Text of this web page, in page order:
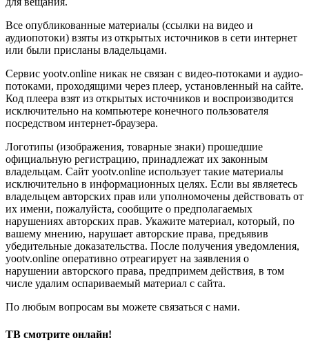
Все опубликованные материалы (ссылки на видео и
аудиопотоки) взяты из открытых источников в сети интернет
или были присланы владельцами.
Сервис yootv.online никак не связан с видео-потоками и аудио-
потоками, проходящими через плеер, установленный на сайте.
Код плеера взят из открытых источников и воспроизводится
исключительно на компьютере конечного пользователя
посредством интернет-браузера.
Логотипы (изображения, товарные знаки) прошедшие
официальную регистрацию, принадлежат их законным
владельцам. Сайт yootv.online использует такие материалы
исключительно в информационных целях. Если вы являетесь
владельцем авторских прав или уполномочены действовать от
их имени, пожалуйста, сообщите о предполагаемых
нарушениях авторских прав. Укажите материал, который, по
вашему мнению, нарушает авторские права, предъявив
убедительные доказательства. После получения уведомления,
yootv.online оперативно отреагирует на заявления о
нарушении авторского права, предпримем действия, в том
числе удалим оспариваемый материал с сайта.
По любым вопросам вы можете связаться с нами.
ТВ смотрите онлайн!